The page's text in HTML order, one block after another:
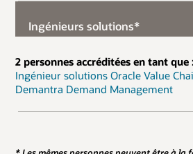
Ingénieurs solutions*
2 personnes accréditées en tant que
Ingénieur solutions Oracle Value
Demantra Demand Management